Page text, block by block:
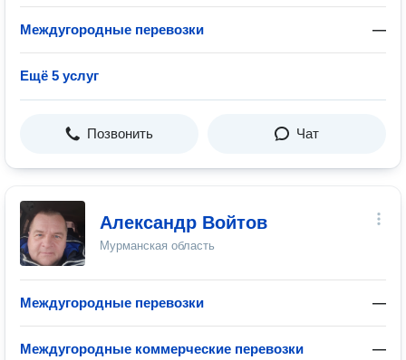
Междугородные перевозки —
Ещё 5 услуг
Позвонить Чат
Александр Войтов
Мурманская область
Междугородные перевозки —
Междугородные коммерческие перевозки —